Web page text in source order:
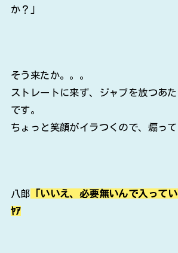
か？」
そう来たか。。。
ストレートに来ず、ジャブを放つあ
です。
ちょっと笑顔がイラつくので、煽って
八郎 「いいえ、必要無いんで入って
ﾔｱ